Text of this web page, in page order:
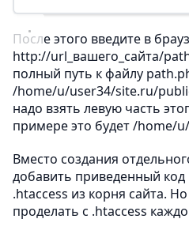
После этого введите в
http://url_вашего_сайта/
полный путь к файлу
/home/u/user34/site.ru/
надо взять левую часть
примере это будет /home/
Вместо создания
добавить приведенный
.htaccess из корня сайта.
проделать с .htaccess